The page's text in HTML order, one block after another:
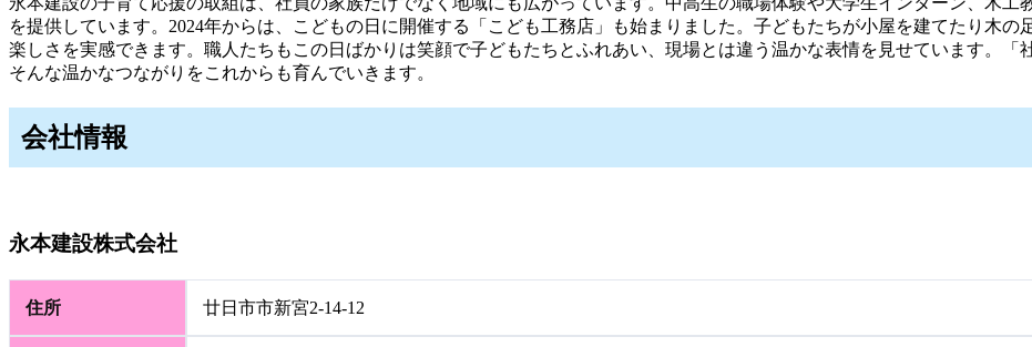
を提供しています。2024年からは、こどもの日に開催する「こども工務店」も始まりました。子どもたちが小屋を建てたり木
楽しさを実感できます。職人たちもこの日ばかりは笑顔で子どもたちとふれあい、現場とは違う温かな表情を見せています。「
そんな温かなつながりをこれからも育んでいきます。
会社情報
永本建設株式会社
住所 廿日市市新宮2-14-12